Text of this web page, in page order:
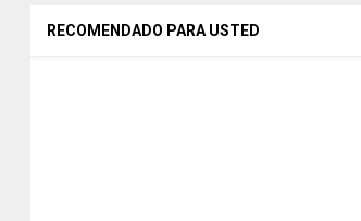
RECOMENDADO PARA USTED